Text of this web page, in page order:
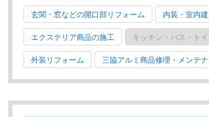
玄関・窓などの開口部リフォーム 内装・室内
エクステリア商品の施工 キッチン・バス・ト
外装リフォーム 三協アルミ商品修理・メンテナ